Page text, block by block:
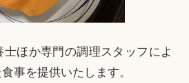
ほか専門の調理スタッフによ
事を提供いたします。